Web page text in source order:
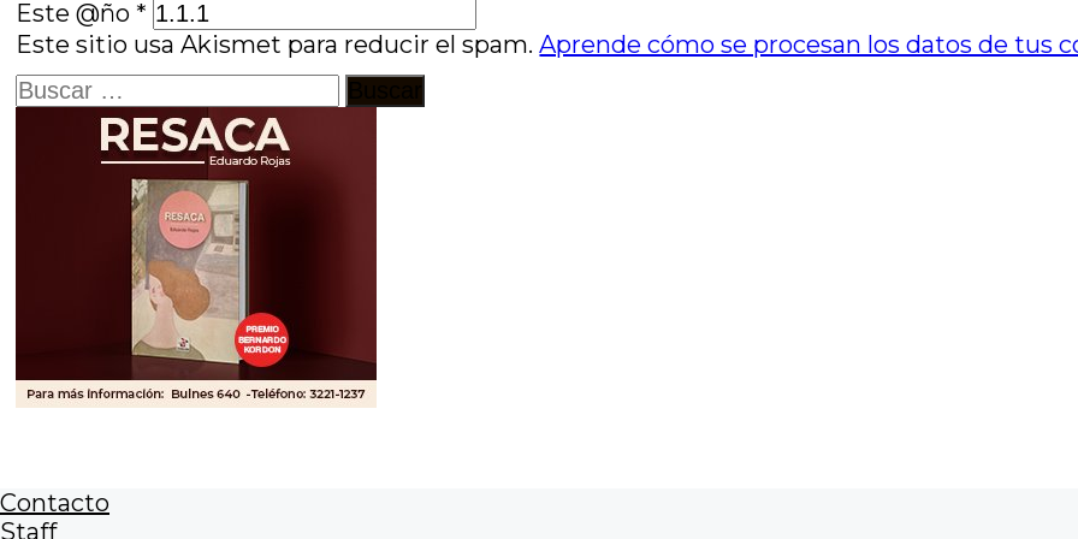
Este @ño *
Este sitio usa Akismet para reducir el spam.Aprende cómo se procesan los datos de tus
Buscar:
Contacto
Staff